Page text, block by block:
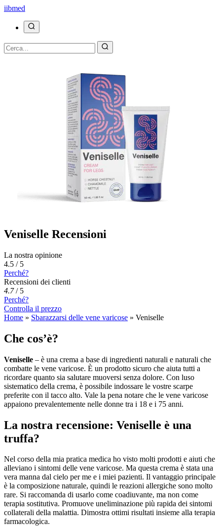
iibmed
Veniselle Recensioni
La nostra opinione
4.5 / 5
Perché?
Recensioni dei clienti
4.7/ 5
Perché?
Controlla il prezzo
Home » Sbarazzarsi delle vene varicose » Veniselle
Che cos’è?
Veniselle – è una crema a base di ingredienti naturali e naturali che
combatte le vene varicose. È un prodotto sicuro che aiuta tutti a
ricordare quanto sia salutare muoversi senza dolore. Con luso
sistematico della crema, è possibile indossare le vostre scarpe
preferite con il tacco alto. Vale la pena notare che le vene varicose
appaiono prevalentemente nelle donne tra i 18 e i 75 anni.
La nostra recensione: Veniselle è una
truffa?
Nel corso della mia pratica medica ho visto molti prodotti e aiuti che
alleviano i sintomi delle vene varicose. Ma questa crema è stata una
vera manna dal cielo per me e i miei pazienti. Il vantaggio principale
è la composizione naturale, quindi le reazioni allergiche sono molto
rare. Si raccomanda di usarlo come coadiuvante, ma non come
terapia sostitutiva. Promuove uneliminazione più rapida dei sintomi
collaterali della malattia. Dimostra ottimi risultati insieme alla terapia
farmacologica.